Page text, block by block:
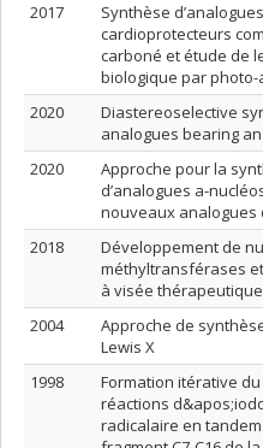
2017
Synthèse
cardioprotecteurs
carboné et étude de
biologique par
2020
Diastereoselective
analogues bearing
2020
Approche pour la
d’analogues a-
nouveaux analogues
2018
Développement de
méthyltransférases
à visée thérapeutique
2004
Approche de
Lewis X
1998
Formation itérative
réactions
radicalaire en